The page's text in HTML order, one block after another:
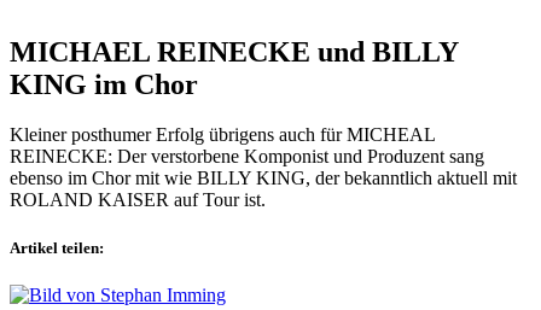
MICHAEL REINECKE und BILLY
KING im Chor
Kleiner posthumer Erfolg übrigens auch für MICHEAL
REINECKE: Der verstorbene Komponist und Produzent sang
ebenso im Chor mit wie BILLY KING, der bekanntlich aktuell mit
ROLAND KAISER auf Tour ist.
Artikel teilen: